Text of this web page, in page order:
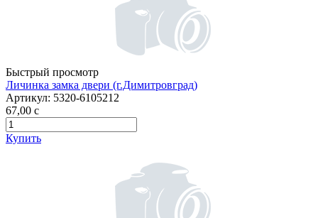
Быстрый просмотр
Личинка замка двери (г.Димитровград)
Артикул: 5320-6105212
67,00 c
Купить